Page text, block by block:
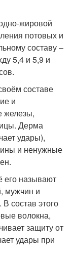
жировой
потовых и
составу –
5,4 и 5,9 и
составе
и
железы,
Дерма
удары),
и ненужные
его называют
мужчин и
состав этого
волокна,
защиту от
удары при